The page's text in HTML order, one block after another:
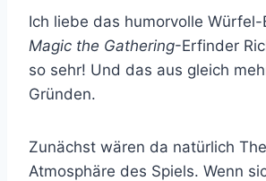
Ich liebe das humorvolle
Magic the Gathering-Erfinder
so sehr! Und das aus gleich
Gründen.
Zunächst wären da natürlich
Atmosphäre des Spiels. Wenn